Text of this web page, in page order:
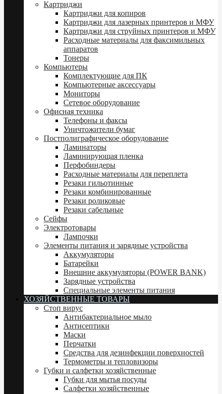
Картриджи
Картриджи для копиров
Картриджи для лазерных принтеров и МФУ
Картриджи для струйных принтеров и МФУ
Расходные материалы для факсимильных
аппаратов
Тонеры
Компьютеры
Комплектующие для ПК
Компьютерные аксессуары
Мониторы
Сетевое оборудование
Офисная техника
Телефоны и факсы
Уничтожители бумаг
Постполиграфическое оборудование
Ламинаторы
Ламинирующая пленка
Перфобиндеры
Расходные материалы для переплета
Резаки гильотинные
Резаки комбинированные
Резаки роликовые
Резаки сабельные
Сейфы
Электротовары
Лампочки
Элементы питания и зарядные устройства
Аккумуляторы
Батарейки
Внешние аккумуляторы (POWER BANK)
Зарядные устройства
Специальные элементы питания
ХОЗЯЙСТВЕННЫЕ ТОВАРЫ
Стоп вирус
Антибактериальное мыло
Антисептики
Маски
Перчатки
Средства для дезинфекции поверхностей
Термометры и тепловизоры
Губки и салфетки хозяйственные
Губки для мытья посуды
Салфетки хозяйственные